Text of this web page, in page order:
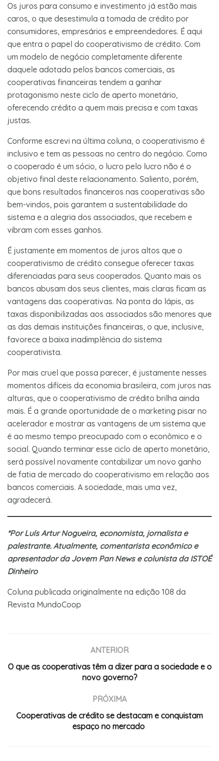
Os juros para consumo e investimento já estão mais
caros, o que desestimula a tomada de crédito por
consumidores, empresários e empreendedores. É aqui
que entra o papel do cooperativismo de crédito. Com
um modelo de negócio completamente diferente
daquele adotado pelos bancos comerciais, as
cooperativas financeiras tendem a ganhar
protagonismo neste ciclo de aperto monetário,
oferecendo crédito a quem mais precisa e com taxas
justas.
Conforme escrevi na última coluna, o cooperativismo é
inclusivo e tem as pessoas no centro do negócio. Como
o cooperado é um sócio, o lucro pelo lucro não é o
objetivo final deste relacionamento. Saliento, porém,
que bons resultados financeiros nas cooperativas são
bem-vindos, pois garantem a sustentabilidade do
sistema e a alegria dos associados, que recebem e
vibram com esses ganhos.
É justamente em momentos de juros altos que o
cooperativismo de crédito consegue oferecer taxas
diferenciadas para seus cooperados. Quanto mais os
bancos abusam dos seus clientes, mais claras ficam as
vantagens das cooperativas. Na ponta do lápis, as
taxas disponibilizadas aos associados são menores que
as das demais instituições financeiras, o que, inclusive,
favorece a baixa inadimplência do sistema
cooperativista.
Por mais cruel que possa parecer, é justamente nesses
momentos difíceis da economia brasileira, com juros nas
alturas, que o cooperativismo de crédito brilha ainda
mais. É a grande oportunidade de o marketing pisar no
acelerador e mostrar as vantagens de um sistema que
é ao mesmo tempo preocupado com o econômico e o
social. Quando terminar esse ciclo de aperto monetário,
será possível novamente contabilizar um novo ganho
de fatia de mercado do cooperativismo em relação aos
bancos comerciais. A sociedade, mais uma vez,
agradecerá.
*Por Luís Artur Nogueira, economista, jornalista e
palestrante. Atualmente, comentarista econômico e
apresentador da Jovem Pan News e colunista da ISTOÉ
Dinheiro
Coluna publicada originalmente na edição 108 da
Revista MundoCoop
ANTERIOR
O que as cooperativas têm a dizer para a sociedade e o
novo governo?
PRÓXIMA
Cooperativas de crédito se destacam e conquistam
espaço no mercado